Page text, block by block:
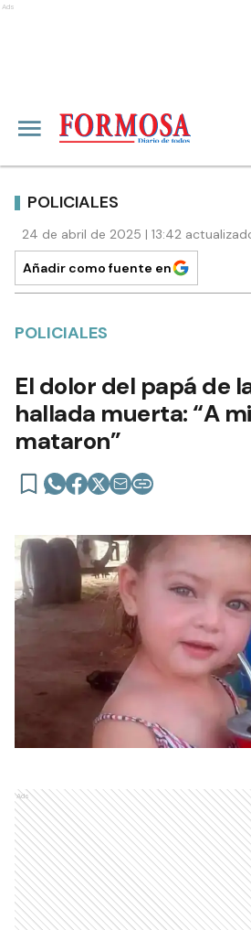
Ads
POLICIALES
24 de abril de 2025 | 13:42
Añadir como fuente en
POLICIALES
El dolor del papá de
hallada muerta: “A
mataron”
Ads